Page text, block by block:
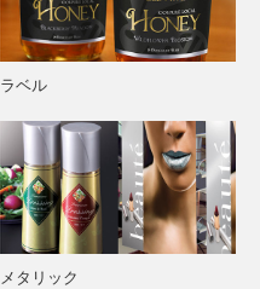
ラベル
メタリック